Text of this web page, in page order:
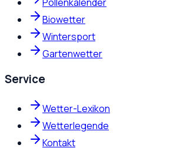
Biowetter
Wintersport
Gartenwetter
Service
Wetter-Lexikon
Wetterlegende
Kontakt